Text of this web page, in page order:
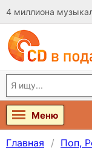
4 миллиона
Меню
Главная Поп,